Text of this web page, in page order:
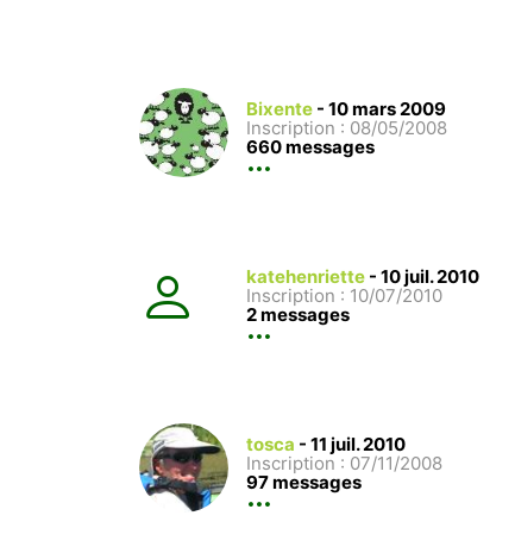
Bixente - 10 mars 2009
Inscription : 08/05/2008
660 messages
katehenriette - 10 juil. 2010
Inscription : 10/07/2010
2 messages
tosca - 11 juil. 2010
Inscription : 07/11/2008
97 messages